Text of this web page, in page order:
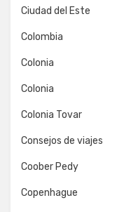
Ciudad del Este
Colombia
Colonia
Colonia
Colonia Tovar
Consejos de viajes
Coober Pedy
Copenhague